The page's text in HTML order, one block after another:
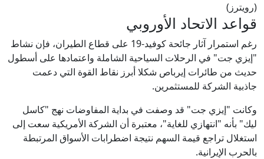
(رويترز)
قواعد الاتحاد الأوروبي
رغم استمرار آثار جائحة كوفيد-19 على قطاع الطيران، فإن نشاط
"إيزي جت" في الرحلات السياحية الشاملة واعتمادها على أسطول
حديث من طائرات إيرباص شكلا أبرز نقاط القوة التي دعمت
جاذبية الشركة للمستثمرين.
وكانت "إيزي جت" قد وصفت في بداية المفاوضات نهج "كاسل
ليك" بأنه "انتهازي للغاية"، معتبرة أن الشركة الأمريكية سعت إلى
استغلال تراجع قيمة السهم نتيجة اضطرابات الأسواق المرتبطة
بالحرب الإيرانية.